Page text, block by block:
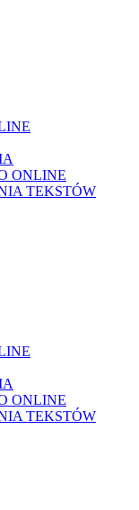
ONLINE
TEKSTÓW
ONLINE
TEKSTÓW